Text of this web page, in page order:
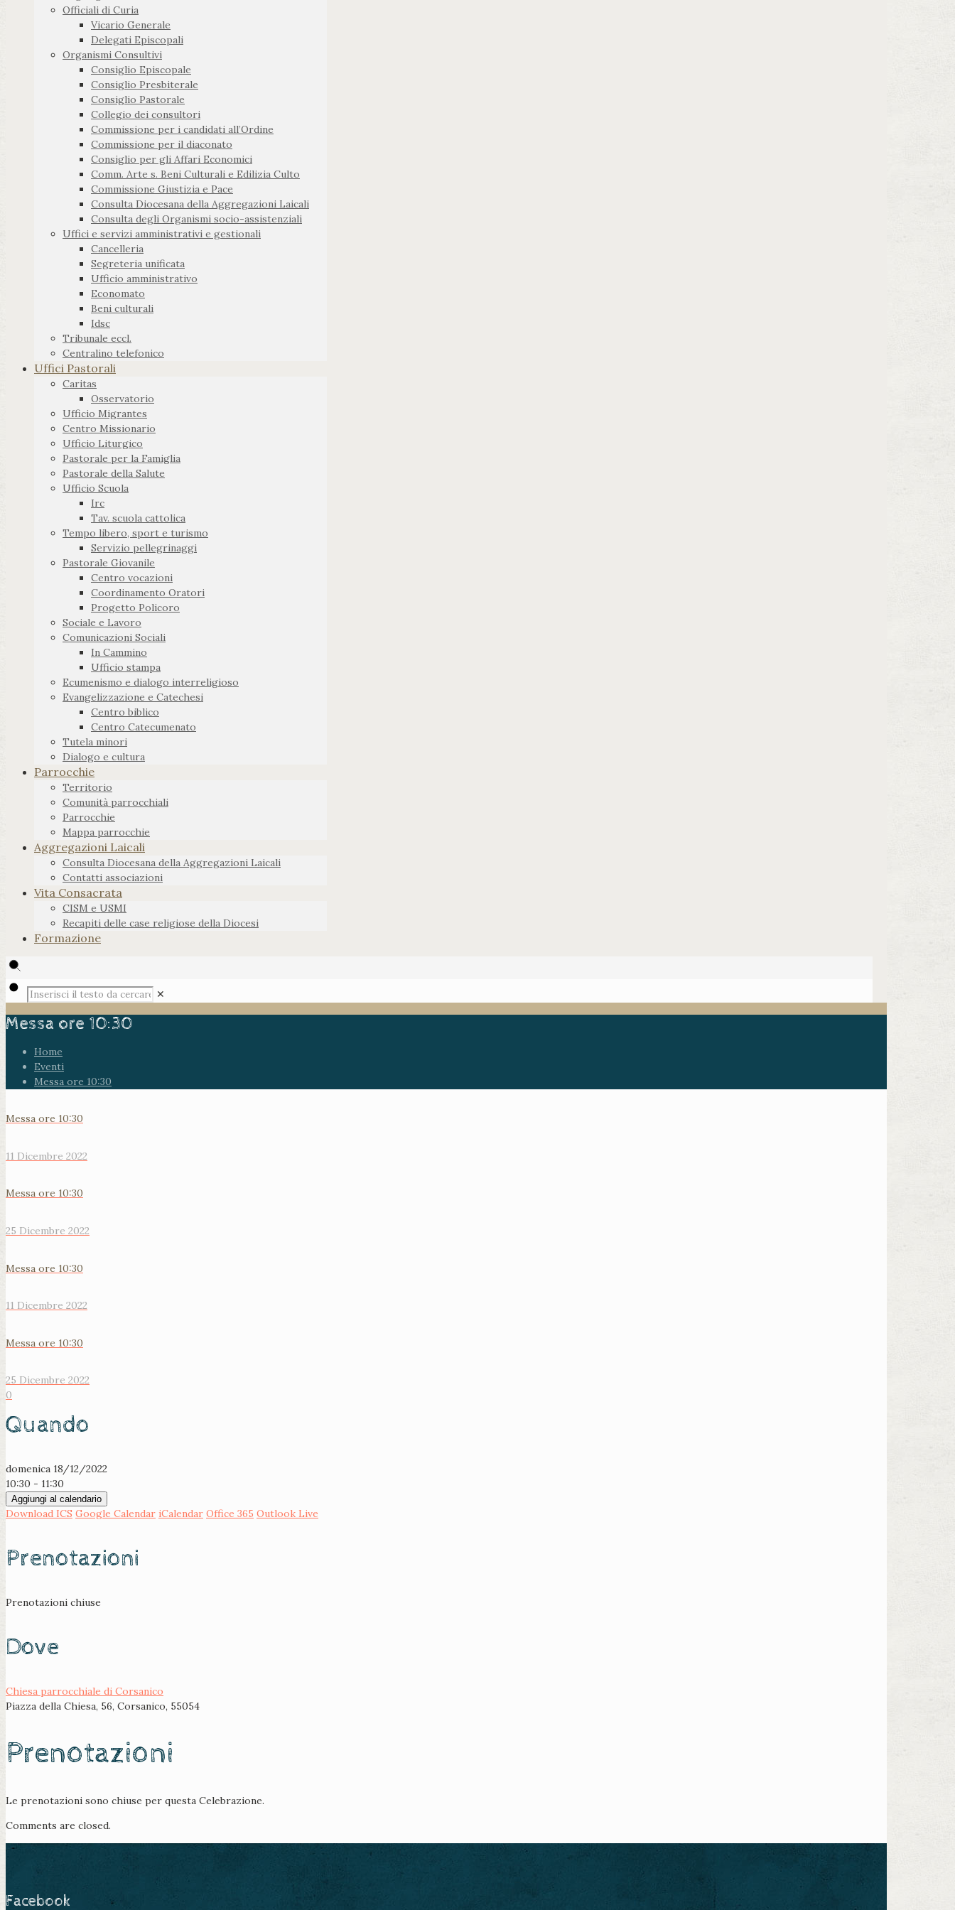
Officiali di Curia
Vicario Generale
Delegati Episcopali
Organismi Consultivi
Consiglio Episcopale
Consiglio Presbiterale
Consiglio Pastorale
Collegio dei consultori
Commissione per i candidati all’Ordine
Commissione per il diaconato
Consiglio per gli Affari Economici
Comm. Arte s. Beni Culturali e Edilizia Culto
Commissione Giustizia e Pace
Consulta Diocesana della Aggregazioni Laicali
Consulta degli Organismi socio-assistenziali
Uffici e servizi amministrativi e gestionali
Cancelleria
Segreteria unificata
Ufficio amministrativo
Economato
Beni culturali
Idsc
Tribunale eccl.
Centralino telefonico
Uffici Pastorali
Caritas
Osservatorio
Ufficio Migrantes
Centro Missionario
Ufficio Liturgico
Pastorale per la Famiglia
Pastorale della Salute
Ufficio Scuola
Irc
Tav. scuola cattolica
Tempo libero, sport e turismo
Servizio pellegrinaggi
Pastorale Giovanile
Centro vocazioni
Coordinamento Oratori
Progetto Policoro
Sociale e Lavoro
Comunicazioni Sociali
In Cammino
Ufficio stampa
Ecumenismo e dialogo interreligioso
Evangelizzazione e Catechesi
Centro biblico
Centro Catecumenato
Tutela minori
Dialogo e cultura
Parrocchie
Territorio
Comunità parrocchiali
Parrocchie
Mappa parrocchie
Aggregazioni Laicali
Consulta Diocesana della Aggregazioni Laicali
Contatti associazioni
Vita Consacrata
CISM e USMI
Recapiti delle case religiose della Diocesi
Formazione
✕
Messa ore 10:30
Home
Eventi
Messa ore 10:30
Messa ore 10:30
11 Dicembre 2022
Messa ore 10:30
25 Dicembre 2022
Messa ore 10:30
11 Dicembre 2022
Messa ore 10:30
25 Dicembre 2022
0
Quando
domenica 18/12/2022
10:30 - 11:30
Aggiungi al calendario
Download ICS Google Calendar iCalendar Office 365 Outlook Live
Prenotazioni
Prenotazioni chiuse
Dove
Chiesa parrocchiale di Corsanico
Piazza della Chiesa, 56, Corsanico, 55054
Prenotazioni
Le prenotazioni sono chiuse per questa Celebrazione.
Comments are closed.
Facebook